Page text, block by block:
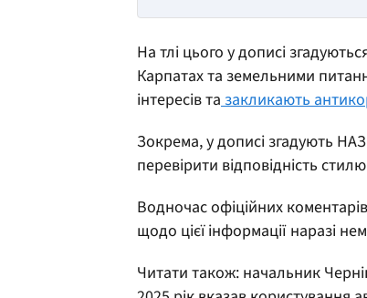
На тлі цього у дописі
Карпатах та земельними
інтересів та закликають
Зокрема, у дописі згадують
перевірити відповідність
Водночас офіційних
щодо цієї інформації наразі
Читати також: начальник